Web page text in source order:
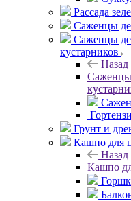
Рассада
Саженцы
Саженцы
кустарников
Назад
Саженцы
Грунт и
Кашпо для
Назад
Кашпо